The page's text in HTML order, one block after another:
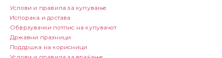
Услови и правила за купување
Испорака и достава
Обврзувачки потпис на купувачот
Државни празници
Поддршка на корисници